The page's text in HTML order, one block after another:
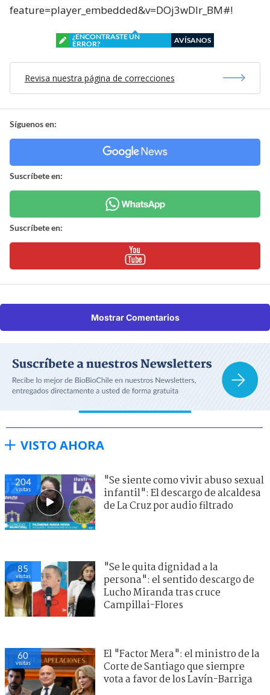
feature=player_embedded&v=DOj3wDlr_BM#!
¿ENCONTRASTE UN
ERROR?
AVÍSANOS
Revisa nuestra página de correcciones
Síguenos en:
Suscríbete en:
Suscríbete en:
Mostrar Comentarios
VISTO AHORA
204
visitas
"Se siente como vivir abuso sexual
infantil": El descargo de alcaldesa
de La Cruz por audio filtrado
85
visitas
"Se le quita dignidad a la
persona": el sentido descargo de
Lucho Miranda tras cruce
Campillai-Flores
60
visitas
El "Factor Mera": el ministro de la
Corte de Santiago que siempre
vota a favor de los Lavín-Barriga